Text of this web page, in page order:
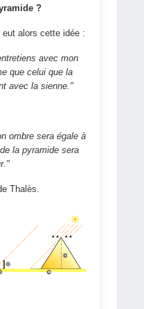
?
alors cette idée :
avec mon
que celui que la
avec la sienne."
ombre sera égale à
la pyramide sera
."
Thalès.